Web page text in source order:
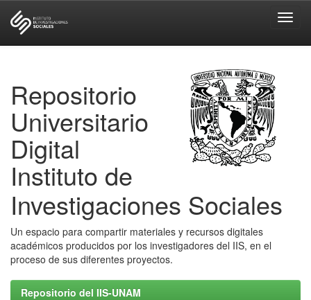
Repositorio
Universitario
Digital
Instituto de
Investigaciones Sociales
Un espacio para compartir materiales y recursos digitales
académicos producidos por los investigadores del IIS, en el
proceso de sus diferentes proyectos.
Repositorio del IIS-UNAM